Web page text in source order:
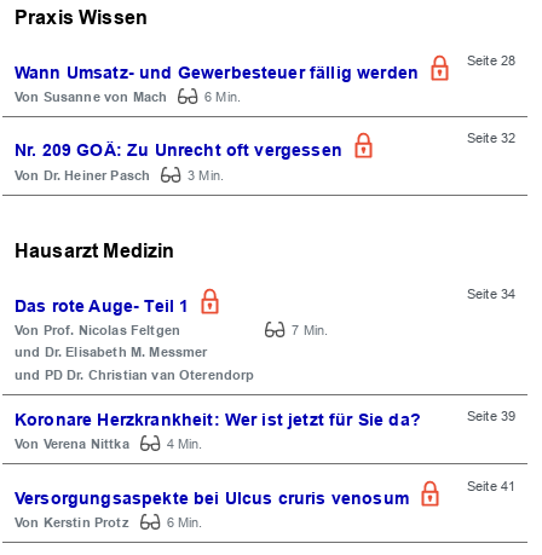
OK
Praxis Wissen
Wann Umsatz- und Gewerbesteuer fällig werden
Seite 28
Susanne von Mach 6 Min.
Nr. 209 GOÄ: Zu Unrecht oft vergessen
Seite 32
Dr. Heiner Pasch 3 Min.
Hausarzt Medizin
Das rote Auge- Teil 1
Seite 34
Prof. Nicolas Feltgen
Dr. Elisabeth M. Messmer
PD Dr. Christian van Oterendorp
7 Min.
Koronare Herzkrankheit: Wer ist jetzt für Sie da? Seite 39
Verena Nittka 4 Min.
Versorgungsaspekte bei Ulcus cruris venosum
Seite 41
Kerstin Protz 6 Min.